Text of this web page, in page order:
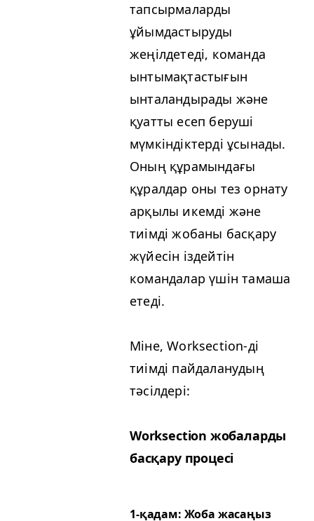
тапсырмаларды
ұйымдастыруды
жеңілдетеді, команда
ынтымақтастығын
ынталандырады және
қуатты есеп беруші
мүмкіндіктерді ұсынады.
Оның құрамындағы
құралдар оны тез орнату
арқылы икемді және
тиімді жобаны басқару
жүйесін іздейтін
командалар үшін тамаша
етеді.
Міне, Work­sec­tion-ді
тиімді пайдаланудың
тәсілдері:
Work­sec­tion жобаларды
басқару процесі
1‑қадам: Жоба жасаңыз